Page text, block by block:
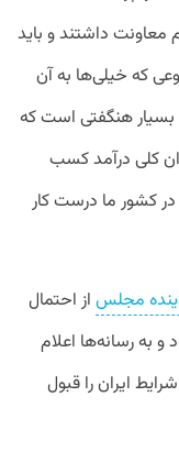
معاونت داشتند و باید
که خیلی‌ها به آن
بسیار هنگفتی است که
کلی درآمد کسب
در کشور ما درست کار
مجلس از احتمال
و به رسانه‌ها اعلام
ایران را قبول